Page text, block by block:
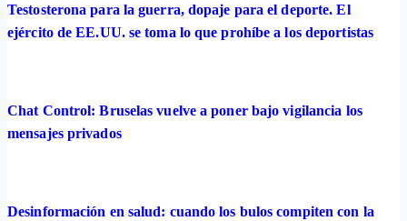
Testosterona para la guerra, dopaje para el deporte. El
ejército de EE.UU. se toma lo que prohíbe a los deportistas
Chat Control: Bruselas vuelve a poner bajo vigilancia los
mensajes privados
Desinformación en salud: cuando los bulos compiten con la